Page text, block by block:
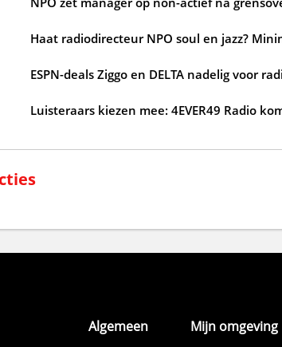
Haat radiodirecteur NPO soul en jazz?
ESPN-deals Ziggo en DELTA nadelig voor
Luisteraars kiezen mee: 4EVER49 Radio
Algemeen
Mijn omgeving